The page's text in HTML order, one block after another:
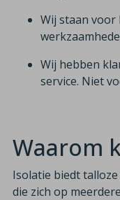
Wij staan
Wij hebben
service. Niet
Waarom
Isolatie biedt
die zich op